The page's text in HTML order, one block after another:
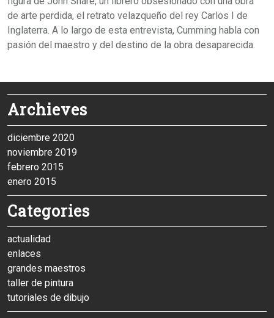
de arte perdida, el retrato velazqueño del rey Carlos I de
Inglaterra. A lo largo de esta entrevista, Cumming habla con
pasión del maestro y del destino de la obra desaparecida.
Archieves
diciembre 2020
noviembre 2019
febrero 2015
enero 2015
Categories
actualidad
enlaces
grandes maestros
taller de pintura
tutoriales de dibujo